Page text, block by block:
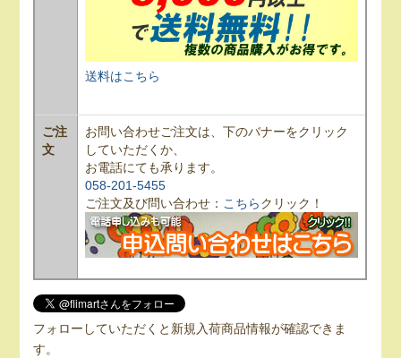
送料はこちら
ご注
文
お問い合わせご注文は、下のバナーをクリック
していただくか、
お電話にても承ります。
058-201-5455
ご注文及び問い合わせ： こちらクリック！
フォローしていただくと新規入荷商品情報が確認できま
す。